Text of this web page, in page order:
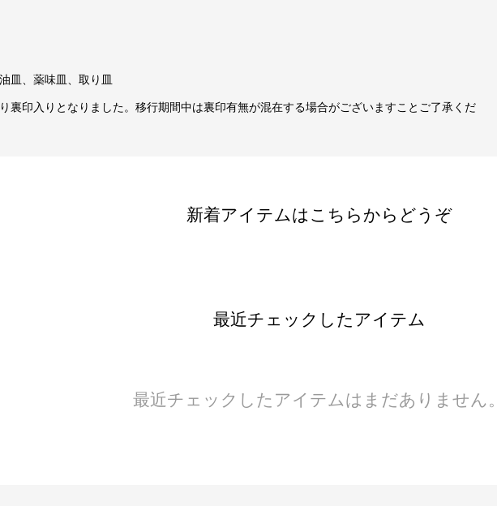
皿、薬味皿、取り皿
裏印入りとなりました。移行期間中は裏印有無が混在する場合がございますことご了承くだ
新着アイテムはこちらからどうぞ
最近チェックしたアイテム
最近チェックしたアイテムはまだありません。